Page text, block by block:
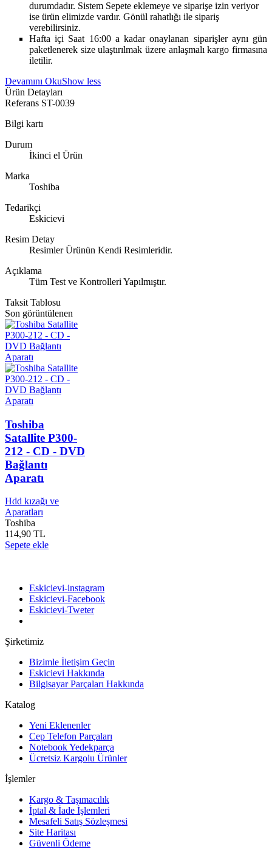
durumdadır. Sistem Sepete eklemeye ve siparişe izin veriyor
ise ürün elimizde vardır. Gönül rahatlığı ile sipariş
verebilirsiniz.
Hafta içi Saat 16:00 a kadar onaylanan siparişler aynı gün
paketlenerek size ulaştırılmak üzere anlaşmalı kargo firmasına
iletilir.
Devamını OkuShow less
Ürün Detayları
Referans ST-0039
Bilgi kartı
Durum
İkinci el Ürün
Marka
Toshiba
Tedarikçi
Eskicievi
Resim Detay
Resimler Ürünün Kendi Resimleridir.
Açıklama
Tüm Test ve Kontrolleri Yapılmıştır.
Taksit Tablosu
Son görüntülenen
Toshiba
Satallite P300-
212 - CD - DVD
Bağlantı
Aparatı
Hdd kızağı ve
Aparatları
Toshiba
114,90 TL
Sepete ekle
Eskicievi-instagram
Eskicievi-Facebook
Eskicievi-Tweter
Şirketimiz
Bizimle İletişim Geçin
Eskicievi Hakkında
Bilgisayar Parçaları Hakkında
Katalog
Yeni Eklenenler
Cep Telefon Parçaları
Notebook Yedekparça
Ücretsiz Kargolu Ürünler
İşlemler
Kargo & Taşımacılık
İptal & İade İşlemleri
Mesafeli Satış Sözleşmesi
Site Haritası
Güvenli Ödeme